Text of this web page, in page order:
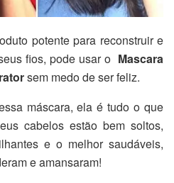
potente para reconstruir e
fios, pode usar o Mascara
sem medo de ser feliz.
máscara, ela é tudo o que
cabelos estão bem soltos,
e o melhor saudáveis,
e amansaram!